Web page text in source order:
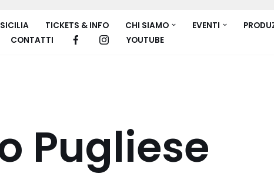
TICKETS & INFO CHI SIAMO EVENTI
CONTATTI YOUTUBE
Pugliese